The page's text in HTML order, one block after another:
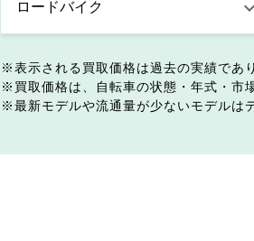
表示される買取価格は過去の実績であ
買取価格は、自転車の状態・年式・市
最新モデルや流通量が少ないモデルは